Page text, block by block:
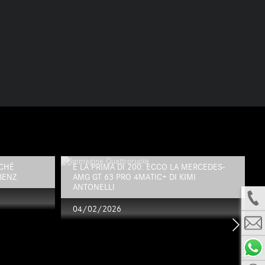
È LA PRIMA DI 200: ECCO LA MERCEDES-
AMG GT 63 PRO 4MATIC+ DI KIMI
ANTONELLI
04/02/2026